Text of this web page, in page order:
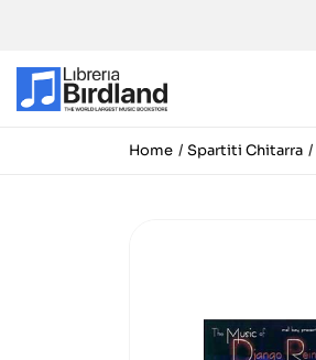
Home Spartiti Chitarra